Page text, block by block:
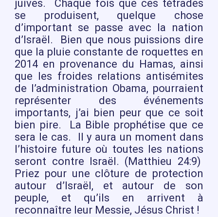
juives. Chaque fois que ces tétrades
se produisent, quelque chose
d’important se passe avec la nation
d’Israël. Bien que nous puissions dire
que la pluie constante de roquettes en
2014 en provenance du Hamas, ainsi
que les froides relations antisémites
de l’administration Obama, pourraient
représenter des événements
importants, j’ai bien peur que ce soit
bien pire. La Bible prophétise que ce
sera le cas. Il y aura un moment dans
l’histoire future où toutes les nations
seront contre Israël. (Matthieu 24:9)
Priez pour une clôture de protection
autour d’Israël, et autour de son
peuple, et qu’ils en arrivent à
reconnaître leur Messie, Jésus Christ !